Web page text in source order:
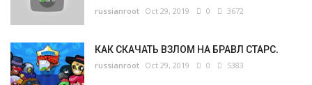
russianroot Oct 29, 2019 0 3672
КАК СКАЧАТЬ ВЗЛОМ НА БРАВЛ СТАРС.
russianroot Oct 29, 2019 0 5383